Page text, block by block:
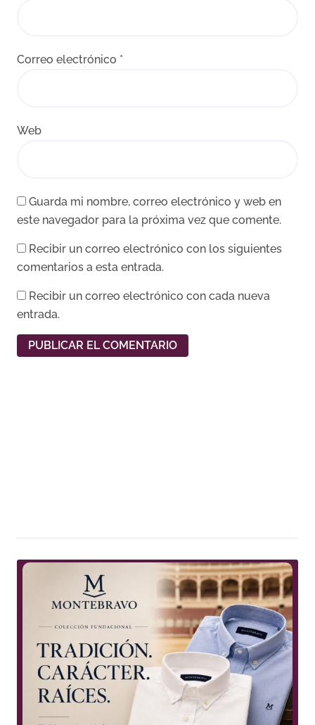
Correo electrónico *
Web
Guarda mi nombre, correo electrónico y web en
este navegador para la próxima vez que comente.
Recibir un correo electrónico con los siguientes
comentarios a esta entrada.
Recibir un correo electrónico con cada nueva
entrada.